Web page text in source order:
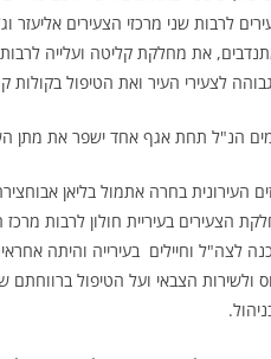
לרבות שני מרכזי הצעירים אליעזר
את מחלקת קליטה ועלייה
לצעירי העיר ואת הטיפול בקולות
הנ"ל תחת אגף אחד ישפר את מתן
העירונית בחרה אתמול בליאן
הצעירים בעיריית חולון לרבות
לצה"ל וחיילים בעירייה והיתה
ולשירות הצבאי ועל הטיפול